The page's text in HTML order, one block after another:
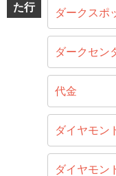
た行 ダークスポ
ダークセン
代金
ダイヤモン
ダイヤモン